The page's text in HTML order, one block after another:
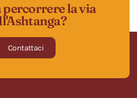
percorrere la via
Contattaci